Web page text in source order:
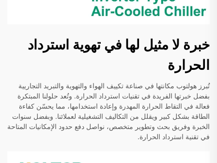
خبرة لا مثيل لها في تهوية استرداد
الحرارة
تُبرز هولتوب مكانتها في صناعة تكييف الهواء والتهوية والتبريد التجاريية
بفضل خبرتها الفريدة في تقنيات استرداد الحرارة. وتُعد حلولنا المبتكرة
فعالة في التقاط الحرارة المهدرة وإعادة استخدامها، مما يحسّن كفاءة
الطاقة بشكل كبير ويقلل من التكاليف التشغيلية لعملائنا. وبفضل سنوات
الخبرة وفريق بحث وتطوير متخصص، نواصل دفع حدود الإمكانيات المتاحة
في تقنية استرداد الحرارة.